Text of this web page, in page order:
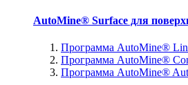
AutoMine® Surface для
Программа AutoMine®
Программа AutoMine®
Программа AutoMine®